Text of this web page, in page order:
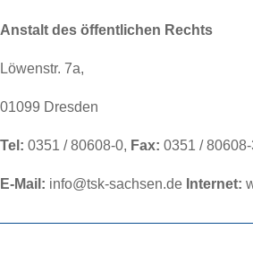
Anstalt des öffentlichen Rechts
Löwenstr. 7a,
01099 Dresden
Tel: 0351 / 80608-0, Fax: 0351 /
E-Mail: info@tsk-sachsen.de Internet: